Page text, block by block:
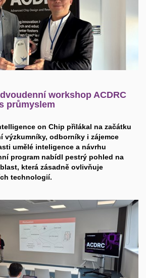
workshop ACDRC
průmyslem
on Chip přilákal na začátku
výzkumníky, odborníky i zájemce
umělé inteligence a návrhu
program nabídl pestrý pohled na
která zásadně ovlivňuje
technologií.